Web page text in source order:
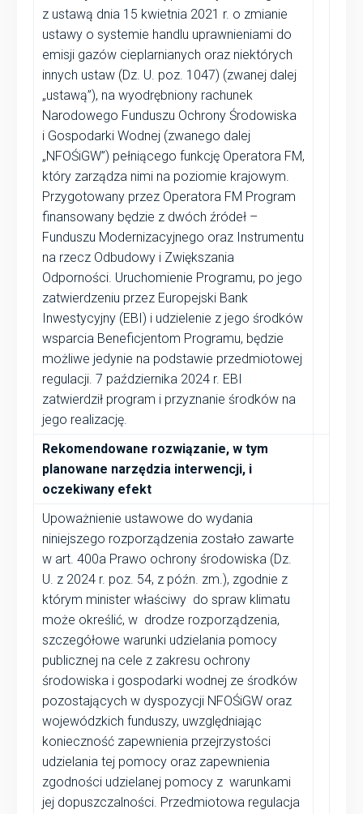
z ustawą dnia 15 kwietnia 2021 r. o zmianie
ustawy o systemie handlu uprawnieniami do
emisji gazów cieplarnianych oraz niektórych
innych ustaw (Dz. U. poz. 1047) (zwanej dalej
„ustawą”), na wyodrębniony rachunek
Narodowego Funduszu Ochrony Środowiska
i Gospodarki Wodnej (zwanego dalej
„NFOŚiGW”) pełniącego funkcję Operatora FM,
który zarządza nimi na poziomie krajowym.
Przygotowany przez Operatora FM Program
finansowany będzie z dwóch źródeł –
Funduszu Modernizacyjnego oraz Instrumentu
na rzecz Odbudowy i Zwiększania
Odporności. Uruchomienie Programu, po jego
zatwierdzeniu przez Europejski Bank
Inwestycyjny (EBI) i udzielenie z jego środków
wsparcia Beneficjentom Programu, będzie
możliwe jedynie na podstawie przedmiotowej
regulacji. 7 października 2024 r. EBI
zatwierdził program i przyznanie środków na
jego realizację.
Rekomendowane rozwiązanie, w tym
planowane narzędzia interwencji, i
oczekiwany efekt
Upoważnienie ustawowe do wydania
niniejszego rozporządzenia zostało zawarte
w art. 400a Prawo ochrony środowiska (Dz.
U. z 2024 r. poz. 54, z późn. zm.), zgodnie z
którym minister właściwy do spraw klimatu
może określić, w drodze rozporządzenia,
szczegółowe warunki udzielania pomocy
publicznej na cele z zakresu ochrony
środowiska i gospodarki wodnej ze środków
pozostających w dyspozycji NFOŚiGW oraz
wojewódzkich funduszy, uwzględniając
konieczność zapewnienia przejrzystości
udzielania tej pomocy oraz zapewnienia
zgodności udzielanej pomocy z warunkami
jej dopuszczalności. Przedmiotowa regulacja